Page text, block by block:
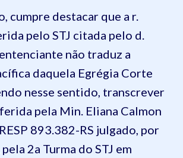
cumpre destacar que a r.
pelo STJ citada pelo d.
não traduz a
daquela Egrégia Corte
nesse sentido, transcrever
pela Min. Eliana Calmon
893.382-RS julgado, por
2a Turma do STJ em